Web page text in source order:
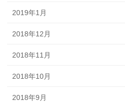
2019年1月
2018年12月
2018年11月
2018年10月
2018年9月